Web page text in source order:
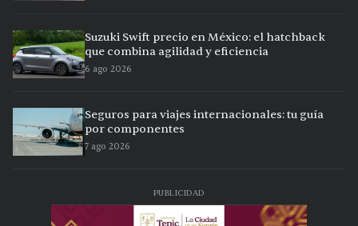
Suzuki Swift precio en México: el hatchback
que combina agilidad y eficiencia
6 ago 2026
Seguros para viajes internacionales: tu guía
por componentes
7 ago 2026
PUBLICIDAD